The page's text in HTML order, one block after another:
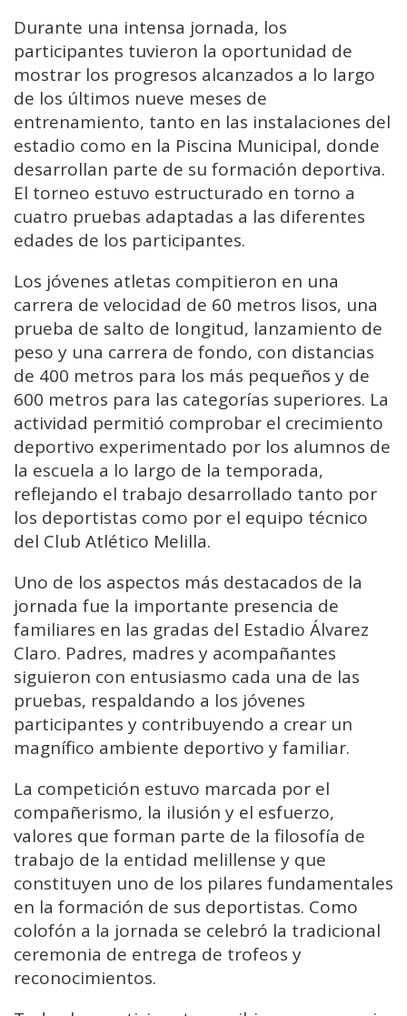
Durante una intensa jornada, los
participantes tuvieron la oportunidad de
mostrar los progresos alcanzados a lo largo
de los últimos nueve meses de
entrenamiento, tanto en las instalaciones del
estadio como en la Piscina Municipal, donde
desarrollan parte de su formación deportiva.
El torneo estuvo estructurado en torno a
cuatro pruebas adaptadas a las diferentes
edades de los participantes.
Los jóvenes atletas compitieron en una
carrera de velocidad de 60 metros lisos, una
prueba de salto de longitud, lanzamiento de
peso y una carrera de fondo, con distancias
de 400 metros para los más pequeños y de
600 metros para las categorías superiores. La
actividad permitió comprobar el crecimiento
deportivo experimentado por los alumnos de
la escuela a lo largo de la temporada,
reflejando el trabajo desarrollado tanto por
los deportistas como por el equipo técnico
del Club Atlético Melilla.
Uno de los aspectos más destacados de la
jornada fue la importante presencia de
familiares en las gradas del Estadio Álvarez
Claro. Padres, madres y acompañantes
siguieron con entusiasmo cada una de las
pruebas, respaldando a los jóvenes
participantes y contribuyendo a crear un
magnífico ambiente deportivo y familiar.
La competición estuvo marcada por el
compañerismo, la ilusión y el esfuerzo,
valores que forman parte de la filosofía de
trabajo de la entidad melillense y que
constituyen uno de los pilares fundamentales
en la formación de sus deportistas. Como
colofón a la jornada se celebró la tradicional
ceremonia de entrega de trofeos y
reconocimientos.